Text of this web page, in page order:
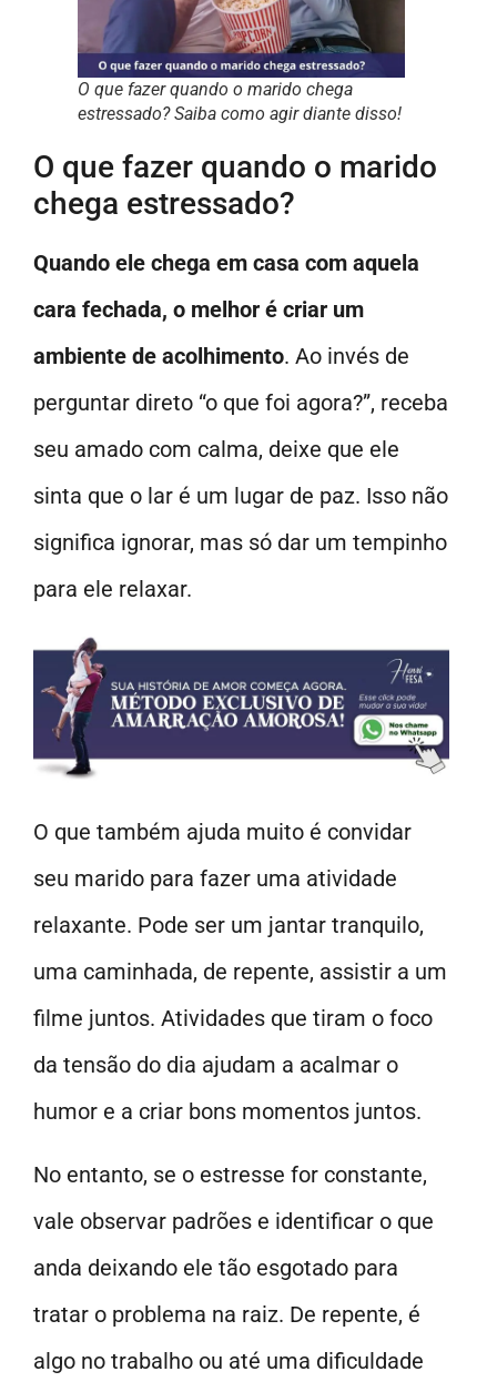
O que fazer quando o marido chega
estressado? Saiba como agir diante disso!
O que fazer quando o marido
chega estressado?
Quando ele chega em casa com aquela
cara fechada, o melhor é criar um
ambiente de acolhimento. Ao invés de
perguntar direto “o que foi agora?”, receba
seu amado com calma, deixe que ele
sinta que o lar é um lugar de paz. Isso não
significa ignorar, mas só dar um tempinho
para ele relaxar.
O que também ajuda muito é convidar
seu marido para fazer uma atividade
relaxante. Pode ser um jantar tranquilo,
uma caminhada, de repente, assistir a um
filme juntos. Atividades que tiram o foco
da tensão do dia ajudam a acalmar o
humor e a criar bons momentos juntos.
No entanto, se o estresse for constante,
vale observar padrões e identificar o que
anda deixando ele tão esgotado para
tratar o problema na raiz. De repente, é
algo no trabalho ou até uma dificuldade